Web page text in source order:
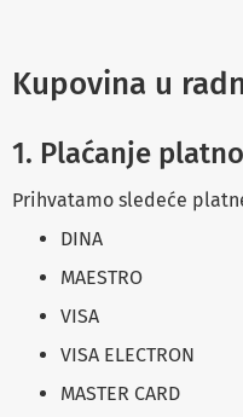
i
t
n
a
K
b
o
Kupovina u
1. Plaćanje
Prihvatamo sledeće
DINA
MAESTRO
VISA
VISA ELECTRON
MASTER CARD